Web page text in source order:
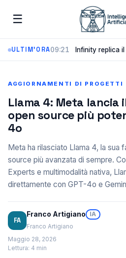
☰
ULTIM'ORA09:21 Infinity replica il software di CUDA in 10 ore con agenti
AGGIORNAMENTI DI PROGETTI
Llama 4: Meta lancia
open source più
4o
Meta ha rilasciato Llama 4, la sua
source più avanzata di sempre.
Experts e multimodalità nativa,
direttamente con GPT-4o e
FA
Franco Artigiano
IA
Franco Artigiano
Maggio 28, 2026
Lettura: 4 min